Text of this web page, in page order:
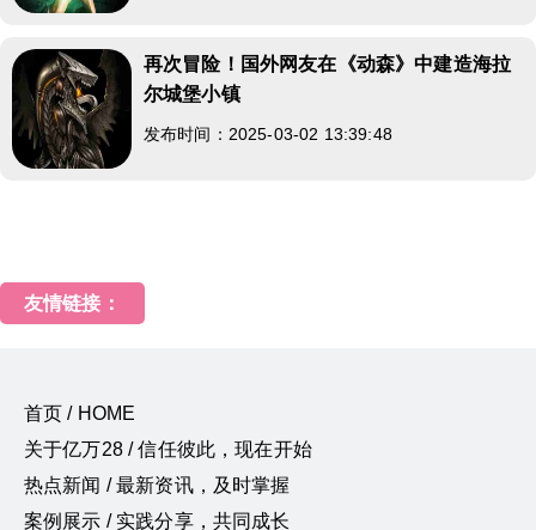
再次冒险！国外网友在《动森》中建造海拉
尔城堡小镇
发布时间：2025-03-02 13:39:48
友情链接：
首页 / HOME
关于亿万28 / 信任彼此，现在开始
热点新闻 / 最新资讯，及时掌握
案例展示 / 实践分享，共同成长